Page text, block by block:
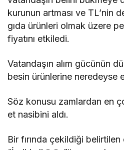
kurunun artması ve TL’nin
gıda ürünleri olmak üzere
fiyatını etkiledi.
Vatandaşın alım gücünün
besin ürünlerine neredeyse
Söz konusu zamlardan en
et nasibini aldı.
Bir fırında çekildiği